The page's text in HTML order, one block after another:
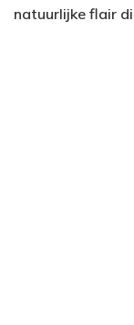
natuurlijke flair